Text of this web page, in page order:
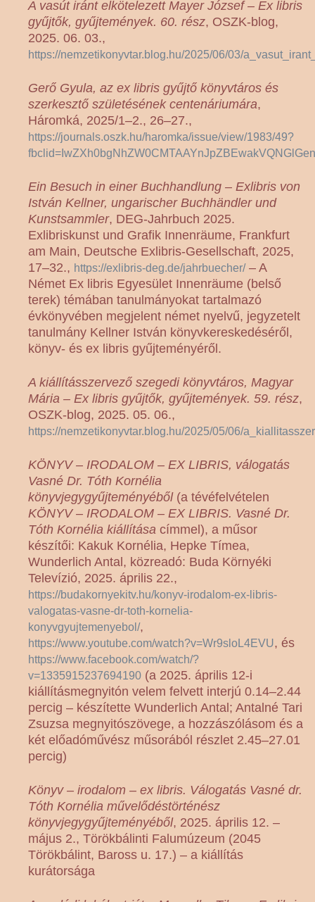
A vasút iránt elkötelezett Mayer József – Ex libris
gyűjtők, gyűjtemények. 60. rész, OSZK-blog,
2025. 06. 03.,
https://nemzetikonyvtar.blog.hu/2025/06/03/
Gerő Gyula, az ex libris gyűjtő könyvtáros és
szerkesztő születésének centenáriumára,
Háromká, 2025/1–2., 26–27.,
https://journals.oszk.hu/haromka/issue/view/1983/49?
Ein Besuch in einer Buchhandlung – Exlibris von
István Kellner, ungarischer Buchhändler und
Kunstsammler, DEG-Jahrbuch 2025.
Exlibriskunst und Grafik Innenräume, Frankfurt
am Main, Deutsche Exlibris-Gesellschaft, 2025,
17–32., https://exlibris-deg.de/jahrbuecher/– A
Német Ex libris Egyesület Innenräume (belső
terek) témában tanulmányokat tartalmazó
évkönyvében megjelent német nyelvű, jegyzetelt
tanulmány Kellner István könyvkereskedéséről,
könyv- és ex libris gyűjteményéről.
A kiállításszervező szegedi könyvtáros, Magyar
Mária – Ex libris gyűjtők, gyűjtemények. 59. rész,
OSZK-blog, 2025. 05. 06.,
https://nemzetikonyvtar.blog.hu/2025/05/06/
KÖNYV – IRODALOM – EX LIBRIS, válogatás
Vasné Dr. Tóth Kornélia
könyvjegygyűjteményéből (a tévéfelvételen
KÖNYV – IRODALOM – EX LIBRIS. Vasné Dr.
Tóth Kornélia kiállítása címmel), a műsor
készítői: Kakuk Kornélia, Hepke Tímea,
Wunderlich Antal, közreadó: Buda Környéki
Televízió, 2025. április 22.,
https://budakornyekitv.hu/konyv-irodalom-ex-libris-
valogatas-vasne-dr-toth-kornelia-
konyvgyujtemenyebol/,
https://www.youtube.com/watch?v=Wr9sloL4EVU, és
https://www.facebook.com/watch/?
v=1335915237694190 (a 2025. április 12-i
kiállításmegnyitón velem felvett interjú 0.14–2.44
percig – készítette Wunderlich Antal; Antalné Tari
Zsuzsa megnyitószövege, a hozzászólásom és a
két előadóművész műsorából részlet 2.45–27.01
percig)
Könyv – irodalom – ex libris. Válogatás Vasné dr.
Tóth Kornélia művelődéstörténész
könyvjegygyűjteményéből, 2025. április 12. –
május 2., Törökbálinti Falumúzeum (2045
Törökbálint, Baross u. 17.) – a kiállítás
kurátorsága